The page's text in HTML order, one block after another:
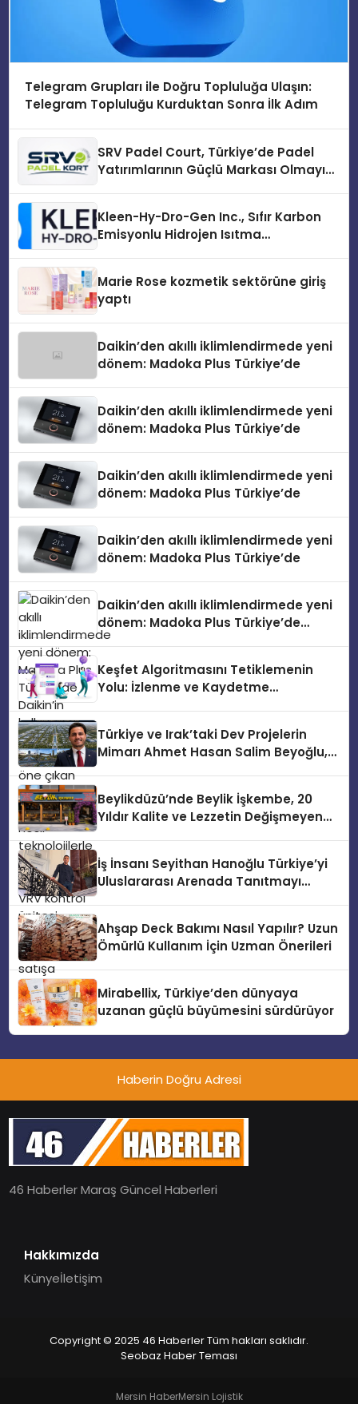
Telegram Grupları ile Doğru Topluluğa Ulaşın:
Telegram Topluluğu Kurduktan Sonra İlk Adım
SRV Padel Court, Türkiye’de Padel
Yatırımlarının Güçlü Markası Olmayı
Kleen-Hy-Dro-Gen Inc., Sıfır Karbon
Emisyonlu Hidrojen Isıtma
Marie Rose kozmetik sektörüne giriş
yaptı
Daikin’den akıllı iklimlendirmede yeni
dönem: Madoka Plus Türkiye’de
Daikin’den akıllı iklimlendirmede yeni
dönem: Madoka Plus Türkiye’de
Daikin’den akıllı iklimlendirmede yeni
dönem: Madoka Plus Türkiye’de
Daikin’den akıllı iklimlendirmede yeni
dönem: Madoka Plus Türkiye’de
Daikin’den akıllı iklimlendirmede yeni
dönem: Madoka Plus Türkiye’de
Daikin’in kullanıcı dostu tasarımıyla
teknolojilerle donatılmış son modeli
VRV kontrol ünitesi Madoka Plus
Türkiye’de satışa sunuldu. Tam
dokunmatik ekranı, mobil uygulama
desteği ve akıllı sensör entegrasyonu
sayesinde iklimlendirme sistemlerinin
yönetimini daha kolay, konforlu ve
verimli hale getiriyor. Enerji
verimliliğini artırırken modern yaşam
Keşfet Algoritmasını Tetiklemenin
Yolu: İzlenme ve Kaydetme
Türkiye ve Irak’taki Dev Projelerin
Mimarı Ahmet Hasan Salim Beyoğlu,
Hayata Geçirecek
Beylikdüzü’nde Beylik İşkembe, 20
Yıldır Kalite ve Lezzetin Değişmeyen
İş İnsanı Seyithan Hanoğlu Türkiye’yi
Uluslararası Arenada Tanıtmayı
Ahşap Deck Bakımı Nasıl Yapılır? Uzun
Ömürlü Kullanım İçin Uzman Önerileri
Mirabellix, Türkiye’den dünyaya
uzanan güçlü büyümesini sürdürüyor
Haberin Doğru Adresi
46 Haberler Maraş Güncel Haberleri
Hakkımızda
Künyeİletişim
Copyright © 2025 46 Haberler Tüm hakları saklıdır.
Seobaz Haber Teması
Mersin HaberMersin Lojistik